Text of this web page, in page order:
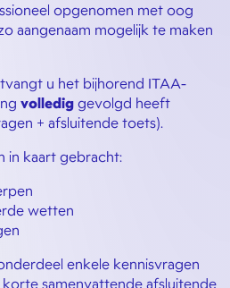
opgenomen met oog
aangenaam mogelijk te maken
u het bijhorend ITAA-
volledig gevolgd heeft
+ afsluitende toets).
in kaart gebracht:
wetten
enkele kennisvragen
samenvattende afsluitende